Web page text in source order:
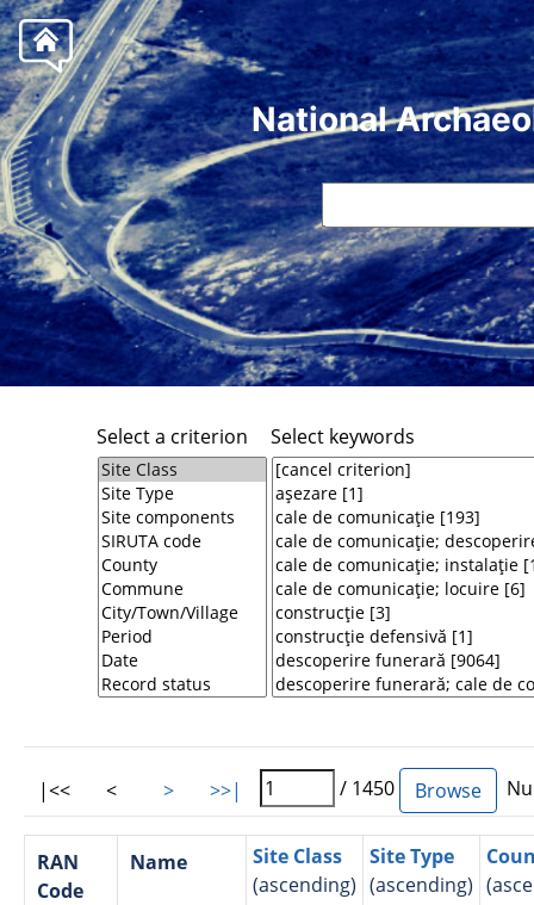
National
Select a criterion Select keywords
|<< < > >>| / 1450
RAN
Code
Name
Site Class
(ascending)
Site Type
(ascending)